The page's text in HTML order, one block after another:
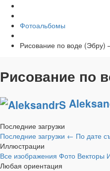
Фотоальбомы
Рисование по воде
Рисование по
Последние загрузки
Последние загрузки ← По дате
Иллюстрации
Все изображения Фото Векторы
Любая ориентация